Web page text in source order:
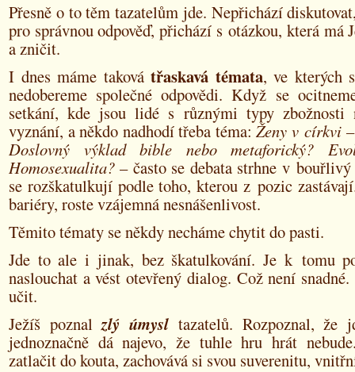
Přesně o to těm tazatelům jde. Nepřichází
pro správnou odpověď, přichází s otázkou, která má
a zničit.
I dnes máme taková třaskavá témata, ve kterých
nedobereme společné odpovědi. Když se
setkání, kde jsou lidé s různými typy zbožnosti
vyznání, a někdo nadhodí třeba téma: Ženy v církvi
Doslovný výklad bible nebo metaforický?
Homosexualita? – často se debata strhne v
se rozškatulkují podle toho, kterou z pozic
bariéry, roste vzájemná nesnášenlivost.
Těmito tématy se někdy necháme chytit do pasti.
Jde to ale i jinak, bez škatulkování. Je k tomu
naslouchat a vést otevřený dialog. Což není
učit.
Ježíš poznalzlý úmysl tazatelů. Rozpoznal, že
jednoznačně dá najevo, že tuhle hru hrát
zatlačit do kouta, zachovává si svou suverenitu,